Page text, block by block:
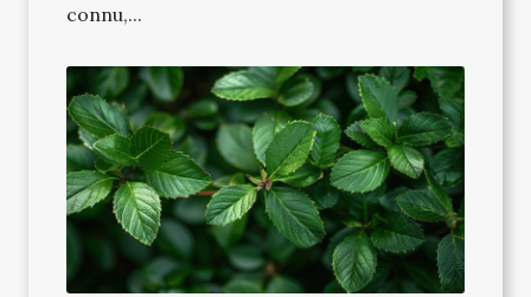
connu,...